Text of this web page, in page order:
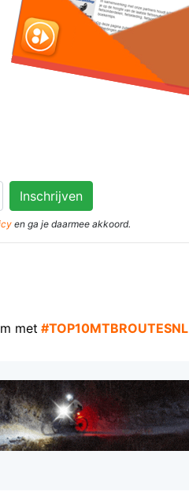
en ga je daarmee akkoord.
met #TOP10MTBROUTESNL